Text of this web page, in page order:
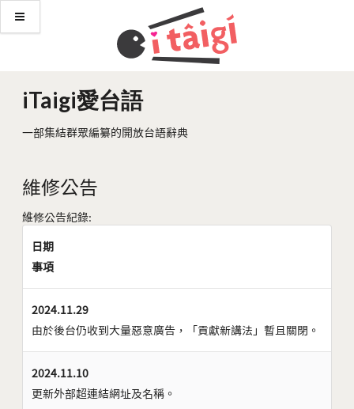
iTaigi愛台語
一部集結群眾編纂的開放台語辭典
維修公告
維修公告紀錄:
日期
事項
2024.11.29
由於後台仍收到大量惡意廣告，「貢獻新講法」暫且關閉。
2024.11.10
更新外部超連結網址及名稱。